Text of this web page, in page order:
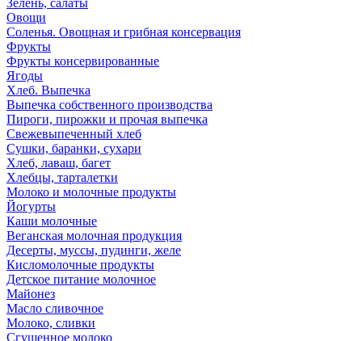
Зелень, салаты
Овощи
Соленья. Овощная и грибная консервация
Фрукты
Фрукты консервированные
Ягоды
Хлеб. Выпечка
Выпечка собственного производства
Пироги, пирожки и прочая выпечка
Свежевыпеченный хлеб
Сушки, баранки, сухари
Хлеб, лаваш, багет
Хлебцы, тарталетки
Молоко и молочные продукты
Йогурты
Каши молочные
Веганская молочная продукция
Десерты, муссы, пудинги, желе
Кисломолочные продукты
Детское питание молочное
Майонез
Масло сливочное
Молоко, сливки
Сгущенное молоко